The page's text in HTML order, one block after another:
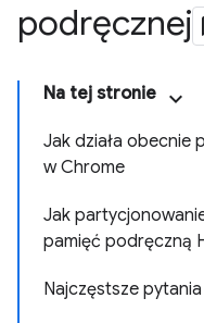
podręcznej
Na tej stronie
Jak działa obecnie
w Chrome
Jak
pamięć podręczną
Najczęstsze pytania